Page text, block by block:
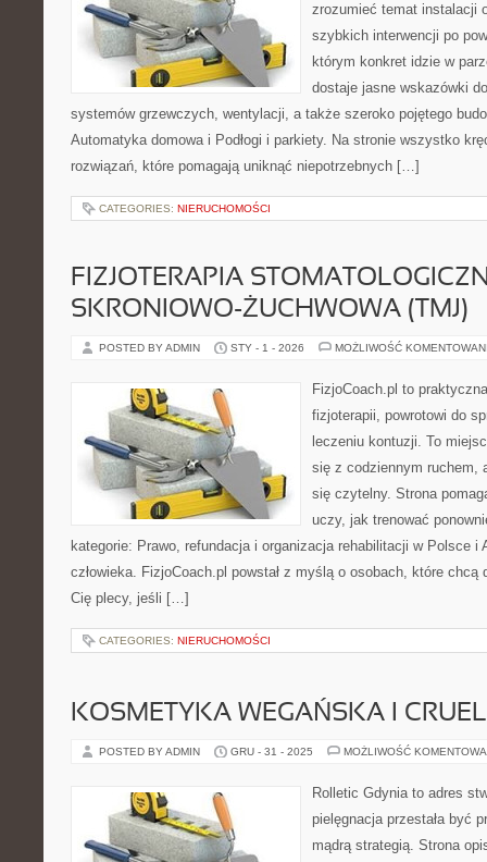
zrozumieć temat instalacji
szybkich interwencji po
którym konkret idzie w
dostaje jasne wskazówki
systemów grzewczych, wentylacji, a także szeroko pojętego
Automatyka domowa i Podłogi i parkiety. Na stronie wszystko
rozwiązań, które pomagają uniknąć niepotrzebnych […]
CATEGORIES: NIERUCHOMOŚCI
FIZJOTERAPIA
SKRONIOWO-ŻUCHWOWA (TMJ)
POSTED BY ADMIN STY - 1 - 2026 MOŻLIWOŚĆ
FizjoCoach.pl to
fizjoterapii, powrotowi do
leczeniu kontuzji. To
się z codziennym ruchem,
się czytelny. Strona
uczy, jak trenować
kategorie: Prawo, refundacja i organizacja rehabilitacji w Polsce i
człowieka. FizjoCoach.pl powstał z myślą o osobach, które chcą
Cię plecy, jeśli […]
CATEGORIES: NIERUCHOMOŚCI
KOSMETYKA WEGAŃSKA I
POSTED BY ADMIN GRU - 31 - 2025 MOŻLIWOŚĆ
Rolletic Gdynia to adres
pielęgnacja przestała być
mądrą strategią. Strona